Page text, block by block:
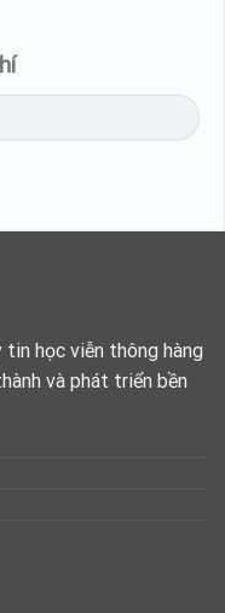
học viễn thông hàng
và phát triển bền